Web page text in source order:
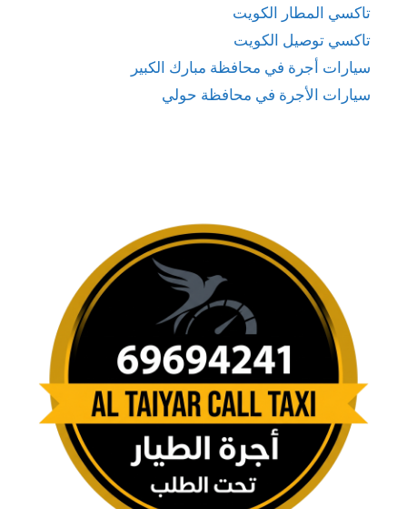
تاكسي المطار الكويت
تاكسي توصيل الكويت
سيارات أجرة في محافظة مبارك الكبير
سيارات الأجرة في محافظة حولي